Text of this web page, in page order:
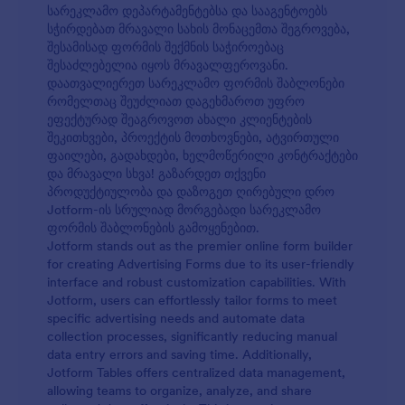
სარეკლამო დეპარტამენტებსა და სააგენტოებს
სჭირდებათ მრავალი სახის მონაცემთა შეგროვება,
შესამისად ფორმის შექმნის საჭიროებაც
შესაძლებელია იყოს მრავალფეროვანი.
დაათვალიერეთ სარეკლამო ფორმის შაბლონები
რომელთაც შეუძლიათ დაგეხმაროთ უფრო
ეფექტურად შეაგროვოთ ახალი კლიენტების
შეკითხვები, პროექტის მოთხოვნები, ატვირთული
ფაილები, გადახდები, ხელმოწერილი კონტრაქტები
და მრავალი სხვა! გაზარდეთ თქვენი
პროდუქტიულობა და დაზოგეთ ღირებული დრო
Jotform-ის სრულიად მორგებადი სარეკლამო
ფორმის შაბლონების გამოყენებით.
Jotform stands out as the premier online form builder
for creating Advertising Forms due to its user-friendly
interface and robust customization capabilities. With
Jotform, users can effortlessly tailor forms to meet
specific advertising needs and automate data
collection processes, significantly reducing manual
data entry errors and saving time. Additionally,
Jotform Tables offers centralized data management,
allowing teams to organize, analyze, and share